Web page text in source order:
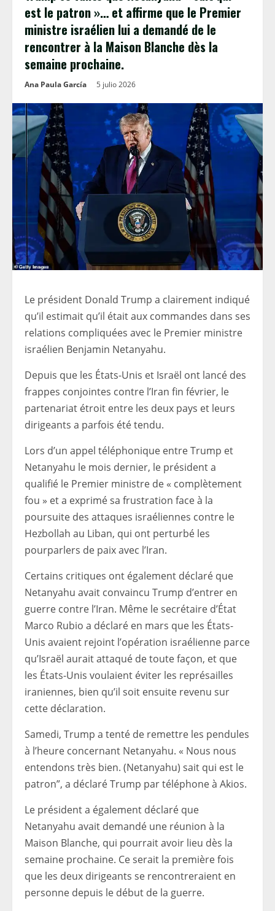
est le patron »… et affirme que le Premier
ministre israélien lui a demandé de le
rencontrer à la Maison Blanche dès la
semaine prochaine.
Ana Paula García 5 julio 2026
Le président Donald Trump a clairement indiqué
qu’il estimait qu’il était aux commandes dans ses
relations compliquées avec le Premier ministre
israélien Benjamin Netanyahu.
Depuis que les États-Unis et Israël ont lancé des
frappes conjointes contre l’Iran fin février, le
partenariat étroit entre les deux pays et leurs
dirigeants a parfois été tendu.
Lors d’un appel téléphonique entre Trump et
Netanyahu le mois dernier, le président a
qualifié le Premier ministre de « complètement
fou » et a exprimé sa frustration face à la
poursuite des attaques israéliennes contre le
Hezbollah au Liban, qui ont perturbé les
pourparlers de paix avec l’Iran.
Certains critiques ont également déclaré que
Netanyahu avait convaincu Trump d’entrer en
guerre contre l’Iran. Même le secrétaire d’État
Marco Rubio a déclaré en mars que les États-
Unis avaient rejoint l’opération israélienne parce
qu’Israël aurait attaqué de toute façon, et que
les États-Unis voulaient éviter les représailles
iraniennes, bien qu’il soit ensuite revenu sur
cette déclaration.
Samedi, Trump a tenté de remettre les pendules
à l’heure concernant Netanyahu. « Nous nous
entendons très bien. (Netanyahu) sait qui est le
patron”, a déclaré Trump par téléphone à Akios.
Le président a également déclaré que
Netanyahu avait demandé une réunion à la
Maison Blanche, qui pourrait avoir lieu dès la
semaine prochaine. Ce serait la première fois
que les deux dirigeants se rencontreraient en
personne depuis le début de la guerre.